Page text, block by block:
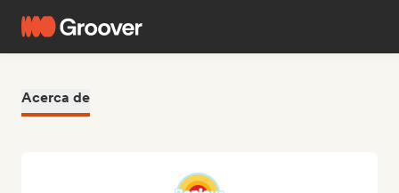
Acerca de